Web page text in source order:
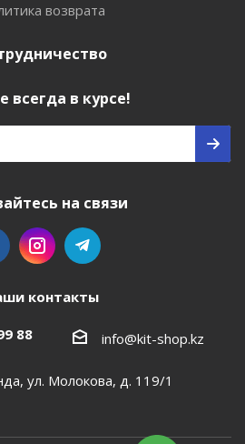
возврата
всегда в курсе!
на связи
контакты
88 info@kit-shop.kz
ул. Молокова, д. 119/1